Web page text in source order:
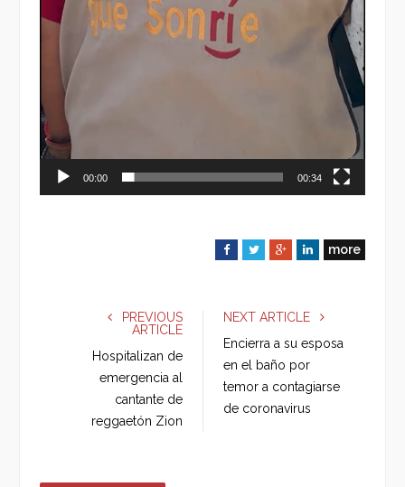
00:00 00:34
F
e
o
k
T
r
G
g
+
L
d
n
more
PREVIOUS
ARTICLE
Hospitalizan de
emergencia al
cantante de
reggaetón Zion
NEXT ARTICLE
Encierra a su esposa
en el baño por
temor a contagiarse
de coronavirus